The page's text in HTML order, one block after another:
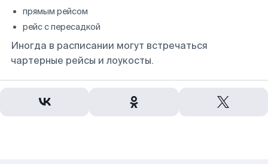
прямым рейсом
рейс с пересадкой
Иногда в расписании могут встречаться
чартерные рейсы и лоукосты.